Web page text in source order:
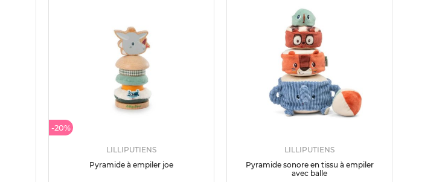
-20%
LILLIPUTIENS
Pyramide à empiler joe
LILLIPUTIENS
Pyramide sonore en tissu à empiler
avec balle